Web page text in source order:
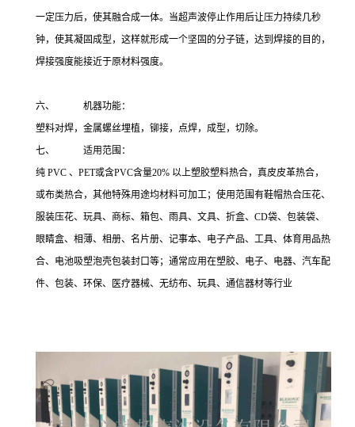
一定压力后，使其融合成一体。当超声波停止作用后让压力持续几秒
钟，使其凝固成型，这样就形成一个坚固的分子链，达到焊接的目的，
焊接强度能接近于原材料强度。
六、 机器功能：
塑料对焊，金属螺丝埋植，铆接，点焊，成型，切除。
七、 适用范围：
纯 PVC 、PET或含PVC含量20% 以上塑胶塑料热合，真皮皮革热合，
或布类热合，其他特殊用途均材料可加工；使用范围有鞋帽热合压花、
服装压花、玩具、商标、箱包、雨具、文具、折盒、CD袋、包装袋、
眼睛盒、相薄、相册、名片册、记事本、电子产品、工具、体育用品热
合、电池吸塑泡壳包装封口等；通常应用在塑胶、电子、电器、汽车配
件、包装、环保、医疗器械、无纺布、玩具、通信器材等行业